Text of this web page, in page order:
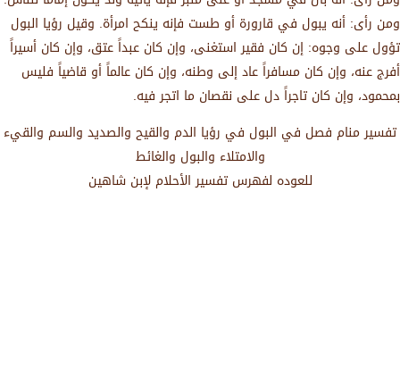
ومن رأى: أنه يبول في قارورة أو طست فإنه ينكح امرأة. وقيل رؤيا البول
تؤول على وجوه: إن كان فقير استغنى، وإن كان عبداً عتق، وإن كان أسيراً
أفرج عنه، وإن كان مسافراً عاد إلى وطنه، وإن كان عالماً أو قاضياً فليس
بمحمود، وإن كان تاجراً دل على نقصان ما اتجر فيه.
تفسير منام فصل في البول في رؤيا الدم والقيح والصديد والسم والقيء
والامتلاء والبول والغائط
للعوده لفهرس تفسير الأحلام لإبن شاهين